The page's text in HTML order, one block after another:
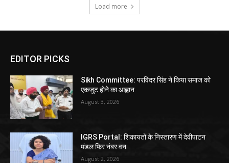
Load more
EDITOR PICKS
Sikh Committee: परविंदर सिंह ने किया समाज को
एकजुट होने का आह्वान
August 3, 2026
IGRS Portal: शिकायतों के निस्तारण में देवीपाटन
मंडल फिर नंबर वन
August 2, 2026